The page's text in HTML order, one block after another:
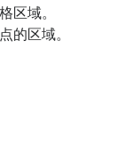
区域。
的区域。